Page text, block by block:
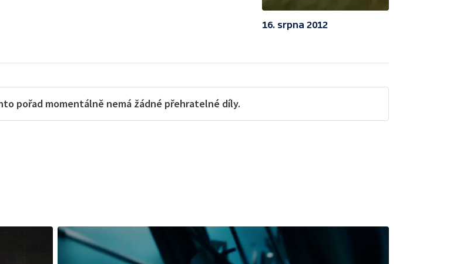
16. srpna 2012
pořad momentálně nemá žádné přehratelné díly.